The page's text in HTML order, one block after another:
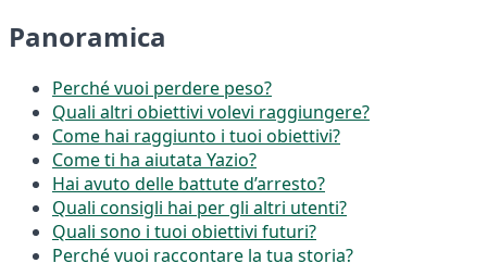
Panoramica
Perché vuoi perdere peso?
Quali altri obiettivi volevi raggiungere?
Come hai raggiunto i tuoi obiettivi?
Come ti ha aiutata Yazio?
Hai avuto delle battute d’arresto?
Quali consigli hai per gli altri utenti?
Quali sono i tuoi obiettivi futuri?
Perché vuoi raccontare la tua storia?